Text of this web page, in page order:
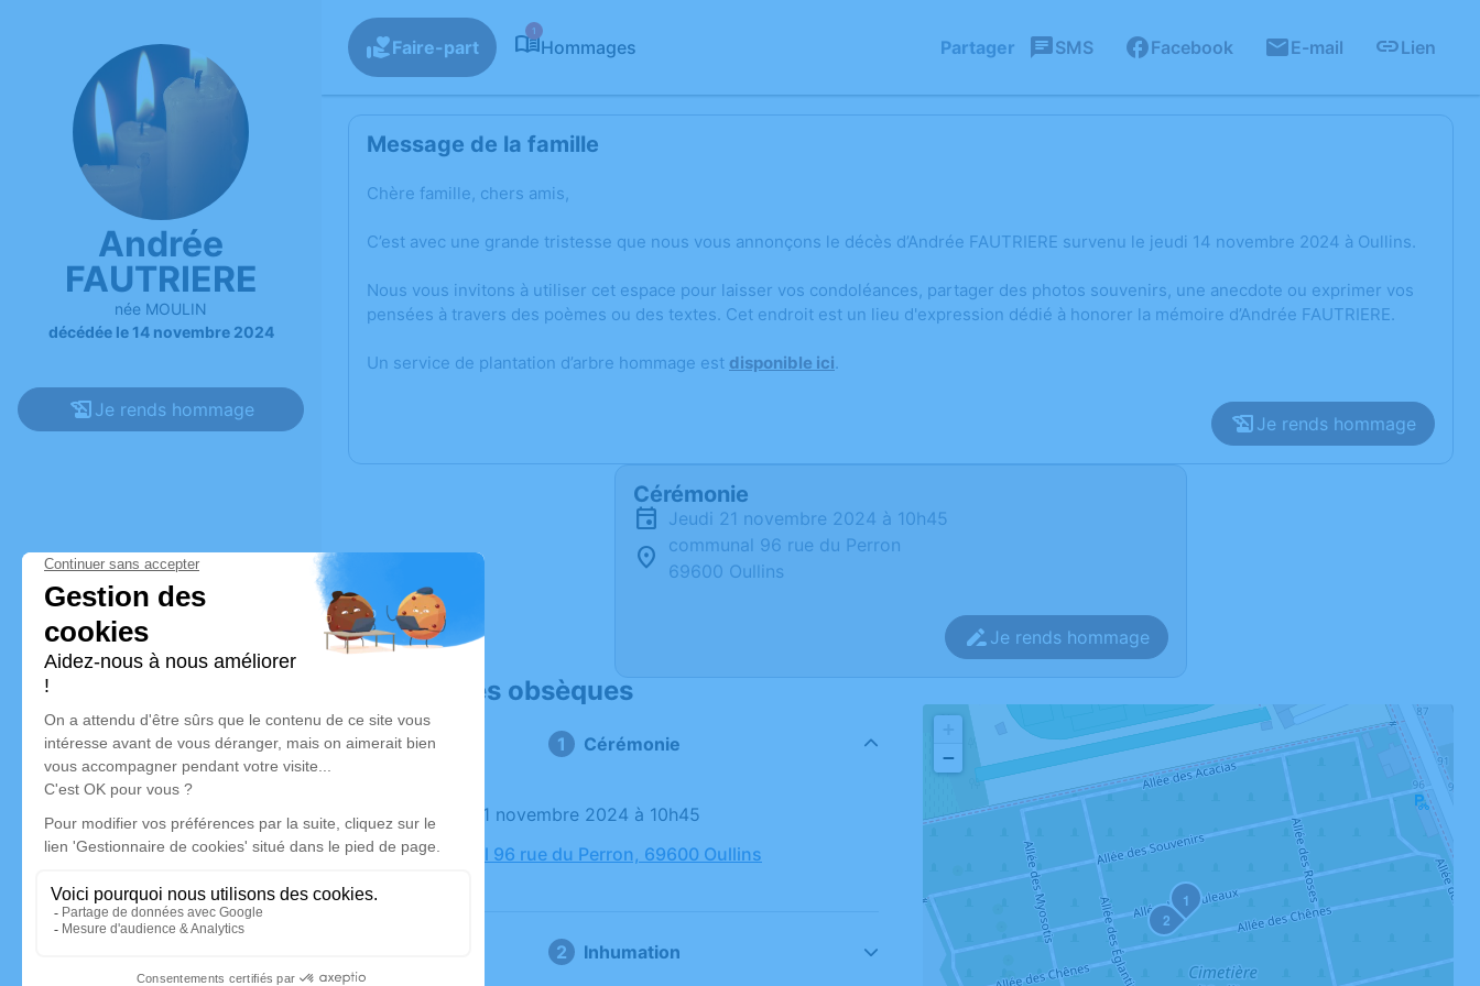
Andrée
FAUTRIERE
née MOULIN
décédée le 14 novembre 2024
Je rends hommage
Faire-part
1
Hommages Partager SMS Facebook E-mail Lien
Message de la famille
Chère famille, chers amis,
C’est avec une grande tristesse que nous vous annonçons le décès d’Andrée FAUTRIERE survenu le jeudi 14 novembre 2024 à Oullins.
Nous vous invitons à utiliser cet espace pour laisser vos condoléances, partager des photos souvenirs, une anecdote ou exprimer vos
pensées à travers des poèmes ou des textes. Cet endroit est un lieu d'expression dédié à honorer la mémoire d’Andrée FAUTRIERE.
Un service de plantation d’arbre hommage est disponible ici.
Je rends hommage
Cérémonie
jeudi 21 novembre 2024 à 10h45
communal 96 rue du Perron
69600 Oullins
Je rends hommage
Déroulé des obsèques
Cérémonie
Le jeudi 21 novembre 2024 à 10h45
communal 96 rue du Perron, 69600 Oullins
Inhumation
1
2
−